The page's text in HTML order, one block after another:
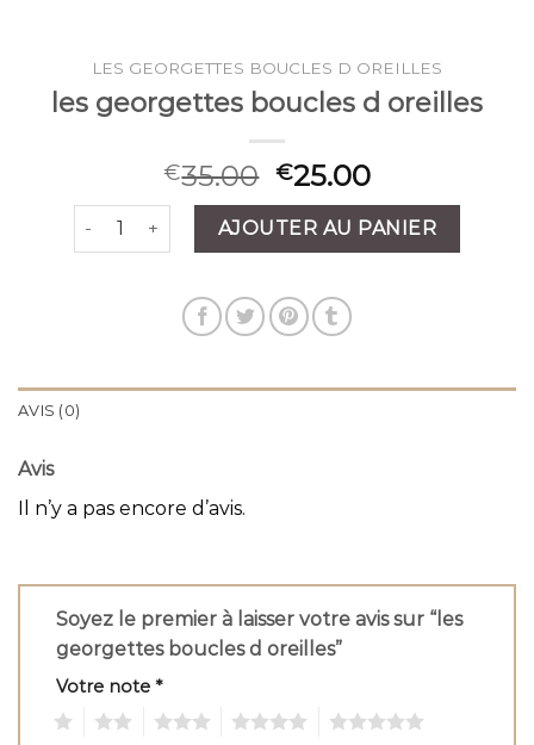
LES GEORGETTES BOUCLES D OREILLES
les georgettes boucles d oreilles
€35.00 €25.00
quantité de les georgettes boucles d oreilles
AJOUTER AU PANIER
AVIS (0)
Avis
Il n’y a pas encore d’avis.
Soyez le premier à laisser votre avis sur “les
georgettes boucles d oreilles”
Votre note *